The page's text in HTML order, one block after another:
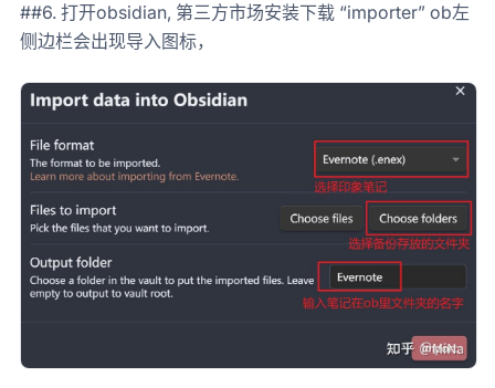
##6. 打开obsidian, 第三方市场安装下载 “importer” ob左
侧边栏会出现导入图标，